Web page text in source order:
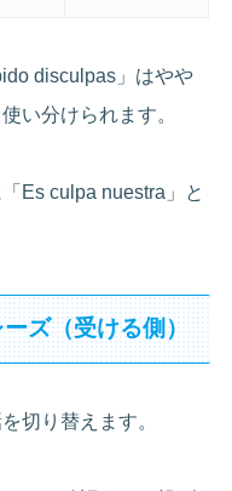
disculpas」はやや
い分けられます。
Es culpa nuestra」と
ズ（受ける側）
切り替えます。